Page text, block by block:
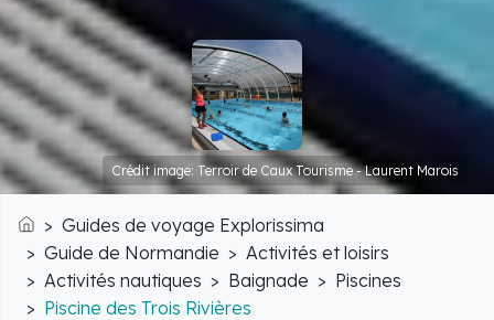
Crédit image: Terroir de Caux Tourisme - Laurent Marois
Accueil
Guides de voyage Explorissima
Guide de Normandie
Activités et loisirs
Activités nautiques
Baignade
Piscines
Piscine des Trois Rivières